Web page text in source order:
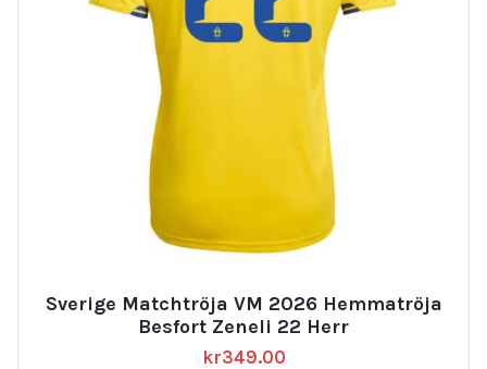
Sverige Matchtröja VM 2026 Hemmatröja
Besfort Zeneli 22 Herr
kr349.00